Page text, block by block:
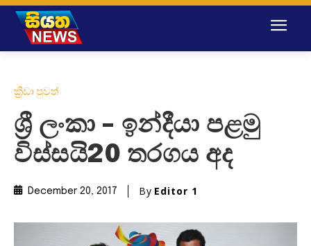
ක්‍රීඩා පුවත්
ශ්‍රී ලංකා – ඉන්දීයා පළමු
විස්සයි20 තරගය අද
December 20, 2017 By Editor 1